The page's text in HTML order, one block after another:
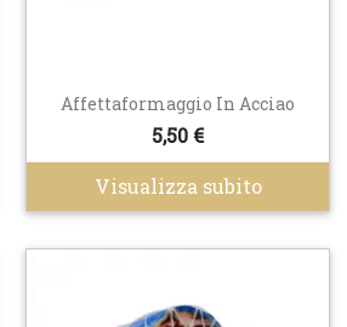
Affettaformaggio In Acciao
5,50 €
Visualizza subito